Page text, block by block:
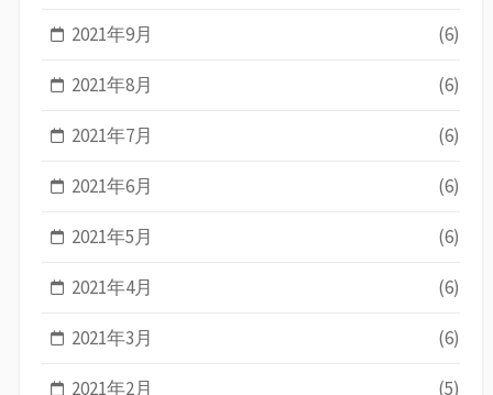
2021年9月 (6)
2021年8月 (6)
2021年7月 (6)
2021年6月 (6)
2021年5月 (6)
2021年4月 (6)
2021年3月 (6)
2021年2月 (5)